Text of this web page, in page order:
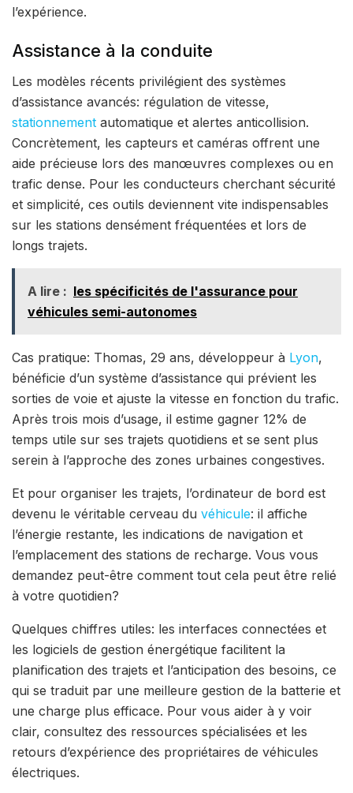
l’expérience.
Assistance à la conduite
Les modèles récents privilégient des systèmes
d’assistance avancés: régulation de vitesse,
stationnement automatique et alertes anticollision.
Concrètement, les capteurs et caméras offrent une
aide précieuse lors des manœuvres complexes ou en
trafic dense. Pour les conducteurs cherchant sécurité
et simplicité, ces outils deviennent vite indispensables
sur les stations densément fréquentées et lors de
longs trajets.
A lire : les spécificités de l'assurance pour
véhicules semi-autonomes
Cas pratique: Thomas, 29 ans, développeur à Lyon,
bénéficie d’un système d’assistance qui prévient les
sorties de voie et ajuste la vitesse en fonction du trafic.
Après trois mois d’usage, il estime gagner 12% de
temps utile sur ses trajets quotidiens et se sent plus
serein à l’approche des zones urbaines congestives.
Et pour organiser les trajets, l’ordinateur de bord est
devenu le véritable cerveau du véhicule: il affiche
l’énergie restante, les indications de navigation et
l’emplacement des stations de recharge. Vous vous
demandez peut-être comment tout cela peut être relié
à votre quotidien?
Quelques chiffres utiles: les interfaces connectées et
les logiciels de gestion énergétique facilitent la
planification des trajets et l’anticipation des besoins, ce
qui se traduit par une meilleure gestion de la batterie et
une charge plus efficace. Pour vous aider à y voir
clair, consultez des ressources spécialisées et les
retours d’expérience des propriétaires de véhicules
électriques.